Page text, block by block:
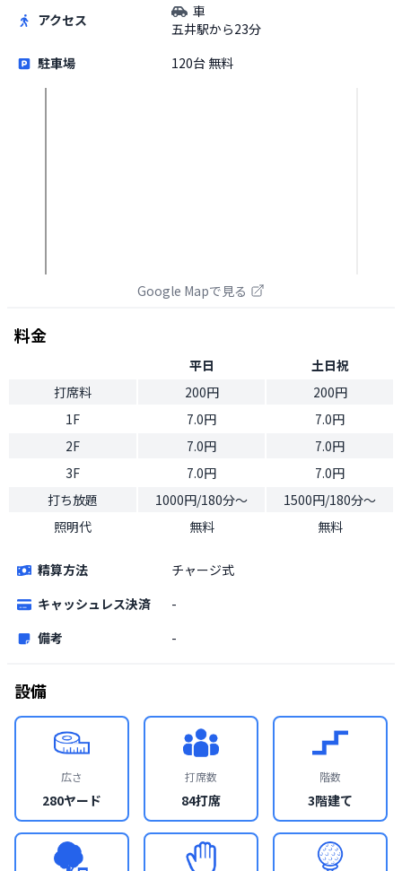
アクセス
車
五井駅から23分
駐車場
120台 無料
Google Mapで見る
料金
平日
土日祝
打席料
200円
200円
1F
7.0円
7.0円
2F
7.0円
7.0円
3F
7.0円
7.0円
打ち放題
1000円/180分〜
1500円/180分〜
照明代
無料 無料
精算方法
チャージ式
キャッシュレス決済
-
備考
-
設備
広さ
280ヤード
打席数
84打席
階数
3階建て